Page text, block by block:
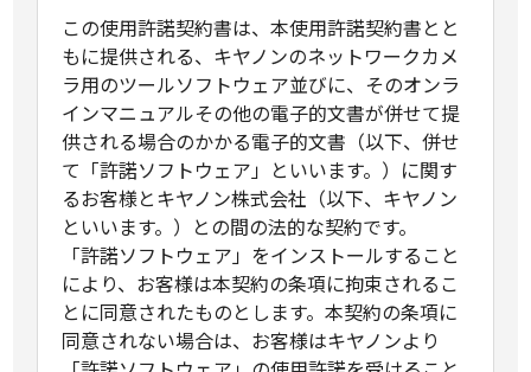
この使用許諾契約書は、本使用許諾契約書とと
もに提供される、キヤノンのネットワークカメ
ラ用のツールソフトウェア並びに、そのオンラ
インマニュアルその他の電子的文書が併せて提
供される場合のかかる電子的文書（以下、併せ
て「許諾ソフトウェア」といいます。）に関す
るお客様とキヤノン株式会社（以下、キヤノン
といいます。）との間の法的な契約です。
「許諾ソフトウェア」をインストールすること
により、お客様は本契約の条項に拘束されるこ
とに同意されたものとします。本契約の条項に
同意されない場合は、お客様はキヤノンより